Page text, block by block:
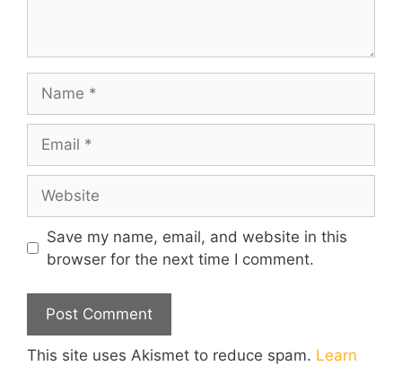
Save my name, email, and website in this
browser for the next time I comment.
This site uses Akismet to reduce spam. Learn